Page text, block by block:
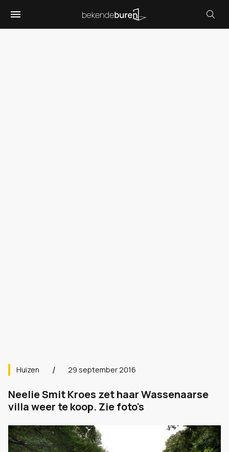
Huizen 29 september 2016
Neelie Smit Kroes zet haar Wassenaarse
villa weer te koop. Zie foto's